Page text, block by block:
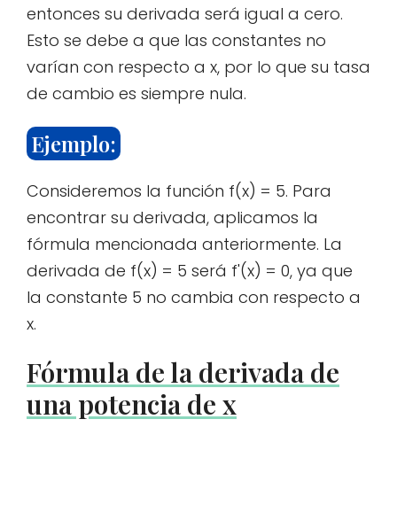
entonces su derivada será igual a cero.
Esto se debe a que las constantes no
varían con respecto a x, por lo que su tasa
de cambio es siempre nula.
Ejemplo:
Consideremos la función f(x) = 5. Para
encontrar su derivada, aplicamos la
fórmula mencionada anteriormente. La
derivada de f(x) = 5 será f'(x) = 0, ya que
la constante 5 no cambia con respecto a
x.
Fórmula de la derivada de
una potencia de x